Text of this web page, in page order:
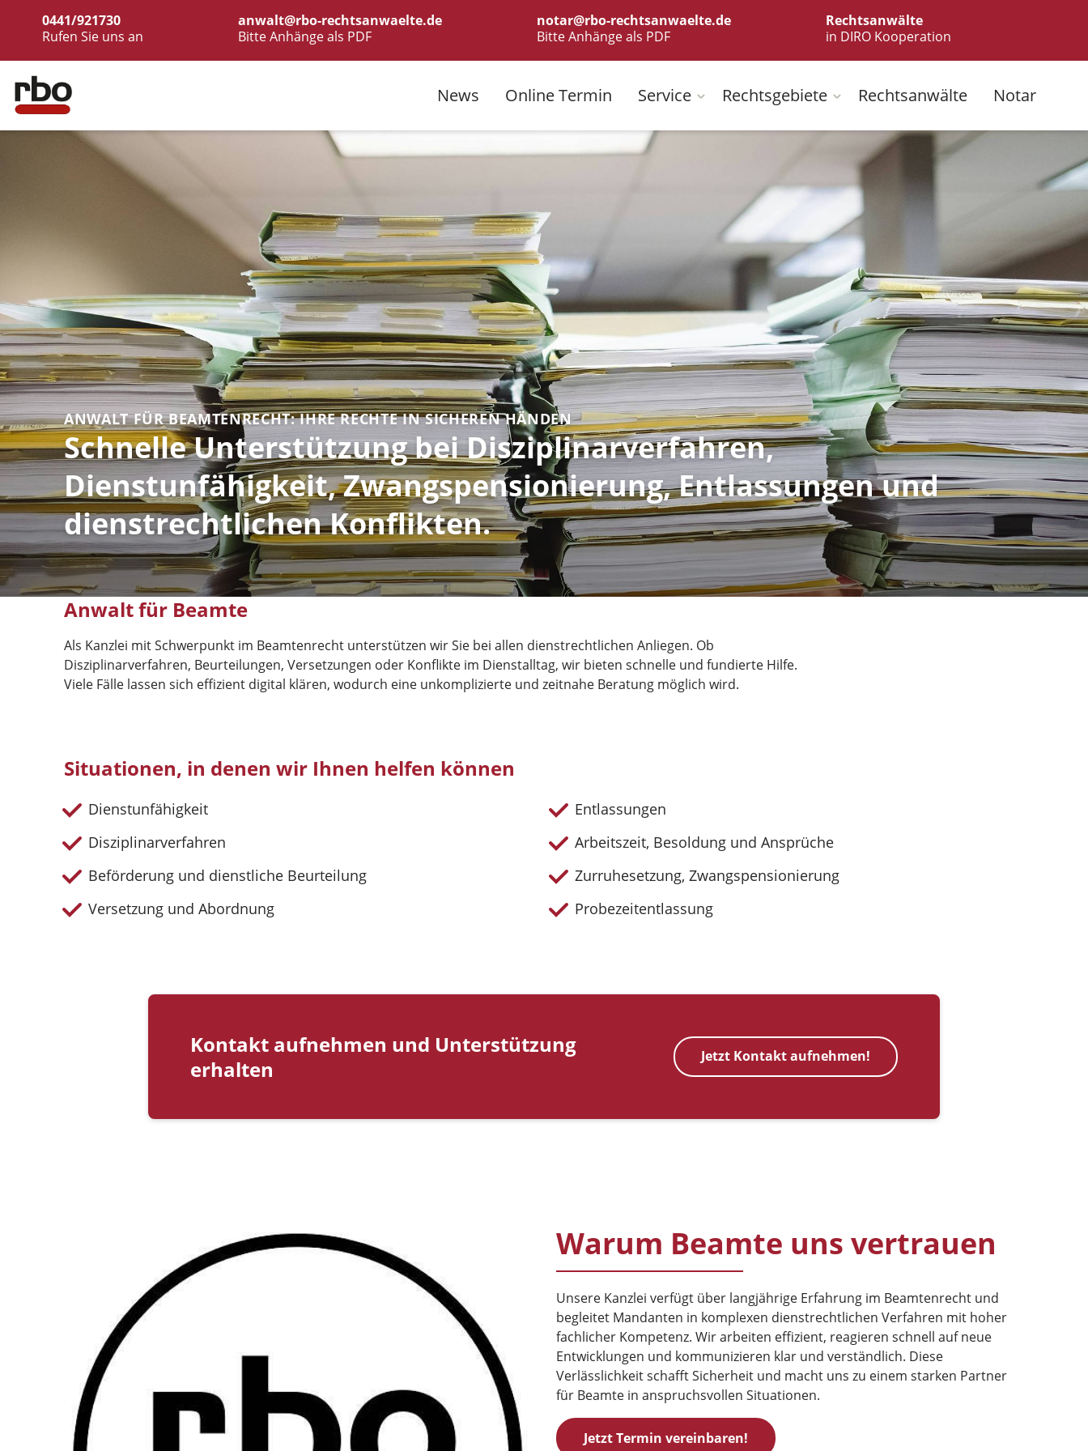
0441/921730
Rufen Sie uns an
anwalt@rbo-rechtsanwaelte.de
Bitte Anhänge als PDF
notar@rbo-rechtsanwaelte.de
Bitte Anhänge als PDF
Rechtsanwälte
in DIRO Kooperation
News Online Termin Service Rechtsgebiete Rechtsanwälte Notar
ANWALT FÜR BEAMTENRECHT: IHRE RECHTE IN SICHEREN HÄNDEN
Schnelle Unterstützung bei Disziplinarverfahren,
Dienstunfähigkeit, Zwangspensionierung, Entlassungen und
dienstrechtlichen Konflikten.
Anwalt für Beamte
Als Kanzlei mit Schwerpunkt im Beamtenrecht unterstützen wir Sie bei allen dienstrechtlichen Anliegen. Ob
Disziplinarverfahren, Beurteilungen, Versetzungen oder Konflikte im Dienstalltag, wir bieten schnelle und fundierte Hilfe.
Viele Fälle lassen sich effizient digital klären, wodurch eine unkomplizierte und zeitnahe Beratung möglich wird.
Situationen, in denen wir Ihnen helfen können
Dienstunfähigkeit
Disziplinarverfahren
Beförderung und dienstliche Beurteilung
Versetzung und Abordnung
Entlassungen
Arbeitszeit, Besoldung und Ansprüche
Zurruhesetzung, Zwangspensionierung
Probezeitentlassung
Kontakt aufnehmen und Unterstützung
erhalten
Jetzt Kontakt aufnehmen!
Warum Beamte uns vertrauen
Unsere Kanzlei verfügt über langjährige Erfahrung im Beamtenrecht und
begleitet Mandanten in komplexen dienstrechtlichen Verfahren mit hoher
fachlicher Kompetenz. Wir arbeiten effizient, reagieren schnell auf neue
Entwicklungen und kommunizieren klar und verständlich. Diese
Verlässlichkeit schafft Sicherheit und macht uns zu einem starken Partner
für Beamte in anspruchsvollen Situationen.
Jetzt Termin vereinbaren!